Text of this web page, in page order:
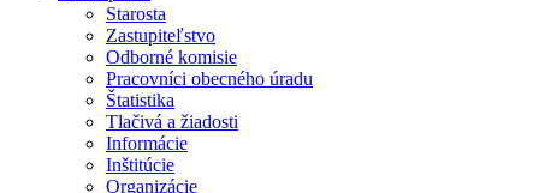
Starosta
Zastupiteľstvo
Odborné komisie
Pracovníci obecného úradu
Štatistika
Tlačivá a žiadosti
Informácie
Inštitúcie
Organizácie